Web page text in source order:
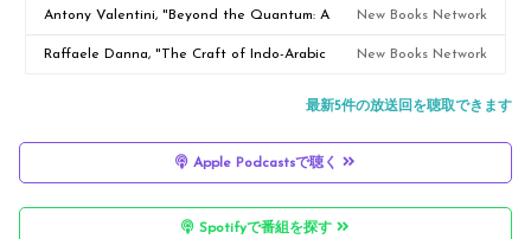
(Northwestern UP, 2024)
Badia
Antony Valentini, "Beyond the Quantum: A
Quest for the Origin and Hidden Meaning of
New Books Network
Raffaele Danna, "The Craft of Indo-Arabic
Europe, 1200–1600" (Harvard UP, 2026)
New Books Network
最新5件の放送回を聴取できます
Apple Podcastsで聴く
Spotifyで番組を探す